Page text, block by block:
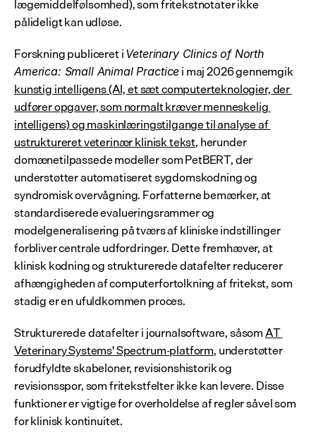
lægemiddelfølsomhed), som fritekstnotater ikke
pålideligt kan udløse.
Forskning publiceret i Veterinary Clinics of North
America: Small Animal Practice
i maj 2026 gennemgik
kunstig intelligens (AI, et sæt computerteknologier, der
udfører opgaver, som normalt kræver menneskelig
intelligens) og maskinlæringstilgange til analyse af
ustruktureret veterinær klinisk tekst, herunder
domænetilpassede modeller som PetBERT, der
understøtter automatiseret sygdomskodning og
syndromisk overvågning. Forfatterne bemærker, at
standardiserede evalueringsrammer og
modelgeneralisering på tværs af kliniske indstillinger
forbliver centrale udfordringer. Dette fremhæver, at
klinisk kodning og strukturerede datafelter reducerer
afhængigheden af computerfortolkning af fritekst, som
stadig er en ufuldkommen proces.
Strukturerede datafelter i journalsoftware, såsom AT
Veterinary Systems' Spectrum-platform, understøtter
forudfyldte skabeloner, revisionshistorik og
revisionsspor, som fritekstfelter ikke kan levere. Disse
funktioner er vigtige for overholdelse af regler såvel som
for klinisk kontinuitet.